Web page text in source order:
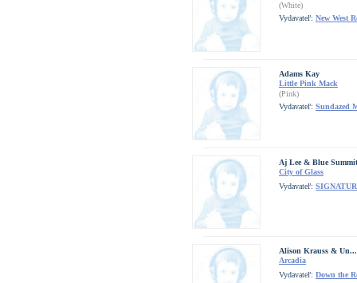
(White)
Vydavateľ: New West
Adams Kay
Little Pink Mack
(Pink)
Vydavateľ: Sundazed
Aj Lee & Blue Summit
City of Glass
Vydavateľ:
Alison Krauss & Un...
Arcadia
Vydavateľ: Down the